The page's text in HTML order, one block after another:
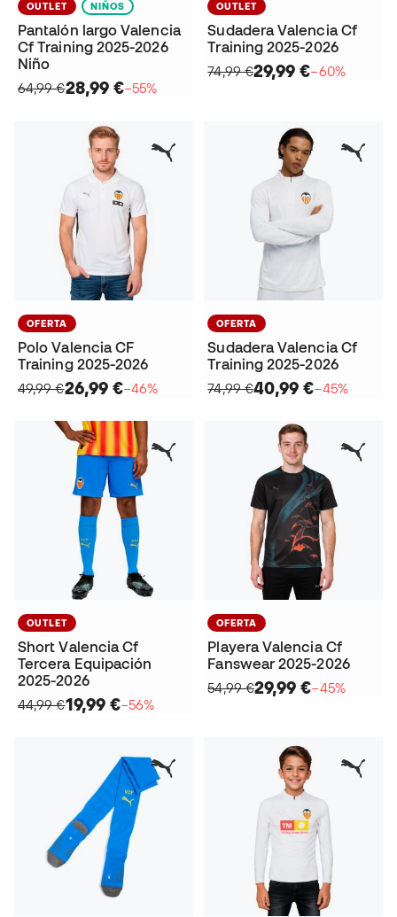
OUTLET NIÑOS
Pantalón largo Valencia
Cf Training 2025-2026
Niño
64,99 €28,99 €−55%
OUTLET
Sudadera Valencia Cf
Training 2025-2026
74,99 €29,99 €−60%
OFERTA
Polo Valencia CF
Training 2025-2026
49,99 €26,99 €−46%
OFERTA
Sudadera Valencia Cf
Training 2025-2026
74,99 €40,99 €−45%
OUTLET
Short Valencia Cf
Tercera Equipación
2025-2026
44,99 €19,99 €−56%
OFERTA
Playera Valencia Cf
Fanswear 2025-2026
54,99 €29,99 €−45%